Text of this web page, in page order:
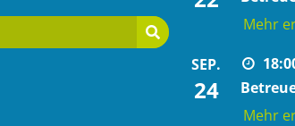
Mehr
SEP.
24
Mehr